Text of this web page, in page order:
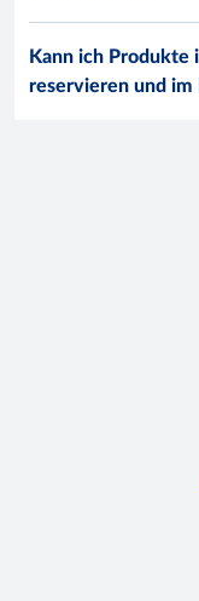
Kann ich Produkte
reservieren und im